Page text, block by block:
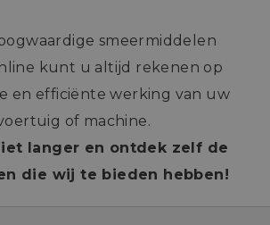
smeermiddelen
kunt u altijd rekenen op
en efficiënte werking van uw
of machine.
langer en ontdek zelf de
die wij te bieden hebben!